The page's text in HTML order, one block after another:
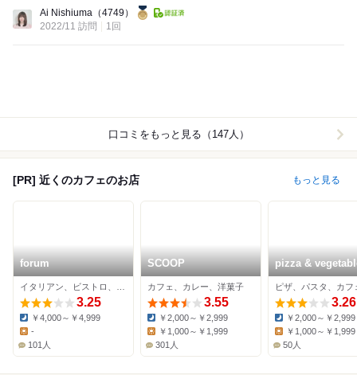
Ai Nishiuma （4749）
2022/11 訪問
1回
口コミをもっと見る（147人）
[PR] 近くのカフェのお店 もっと見る
forum
3.25
Dinner:
￥4,000～￥4,999
-
101人
SCOOP
カフェ、カレー、洋菓子
3.55
Dinner:
￥2,000～￥2,999
￥1,000～￥1,999
301人
pizza &
garden cafe
DELIRANTE
ピザ、パスタ、カフ
3.26
Dinner:
￥2,000～￥2,999
Lunch:
￥1,000～￥1,999
50人